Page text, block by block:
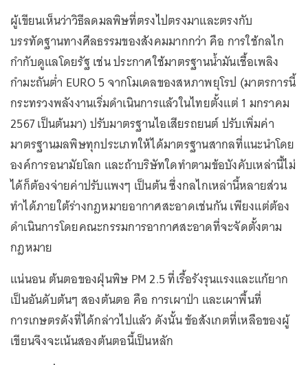
ผู้เขียนเห็นว่าวิธีลดมลพิษที่ตรงไปตรงมาและตรงกับ
บรรทัดฐานทางศีลธรรมของสังคมมากกว่า คือ การใช้กลไก
กำกับดูแลโดยรัฐ เช่น ประกาศใช้มาตรฐานน้ำมันเชื้อเพลิง
กำมะถันต่ำ EURO 5 จากโมเดลของสหภาพยุโรป (มาตรการนี้
กระทรวงพลังงานเริ่มดำเนินการแล้วในไทยตั้งแต่ 1 มกราคม
2567 เป็นต้นมา) ปรับมาตรฐานไอเสียรถยนต์ ปรับเพิ่มค่า
มาตรฐานมลพิษทุกประเภทให้ได้มาตรฐานสากลที่แนะนำโดย
องค์การอนามัยโลก และถ้าบริษัทใดทำตามข้อบังคับเหล่านี้ไม่
ได้ก็ต้องจ่ายค่าปรับแพงๆ เป็นต้น ซึ่งกลไกเหล่านี้หลายส่วน
ทำได้ภายใต้ร่างกฎหมายอากาศสะอาดเช่นกัน เพียงแต่ต้อง
ดำเนินการโดยคณะกรรมการอากาศสะอาดที่จะจัดตั้งตาม
กฎหมาย
แน่นอน ต้นตอของฝุ่นพิษ PM 2.5 ที่เรื้อรังรุนแรงและแก้ยาก
เป็นอันดับต้นๆ สองต้นตอ คือ การเผาป่า และเผาพื้นที่
การเกษตรดังที่ได้กล่าวไปแล้ว ดังนั้น ข้อสังเกตที่เหลือของผู้
เขียนจึงจะเน้นสองต้นตอนี้เป็นหลัก